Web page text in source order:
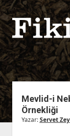
Fikir
Kazanı
Mevlid-i
Örnekliği
Yazar:Servet